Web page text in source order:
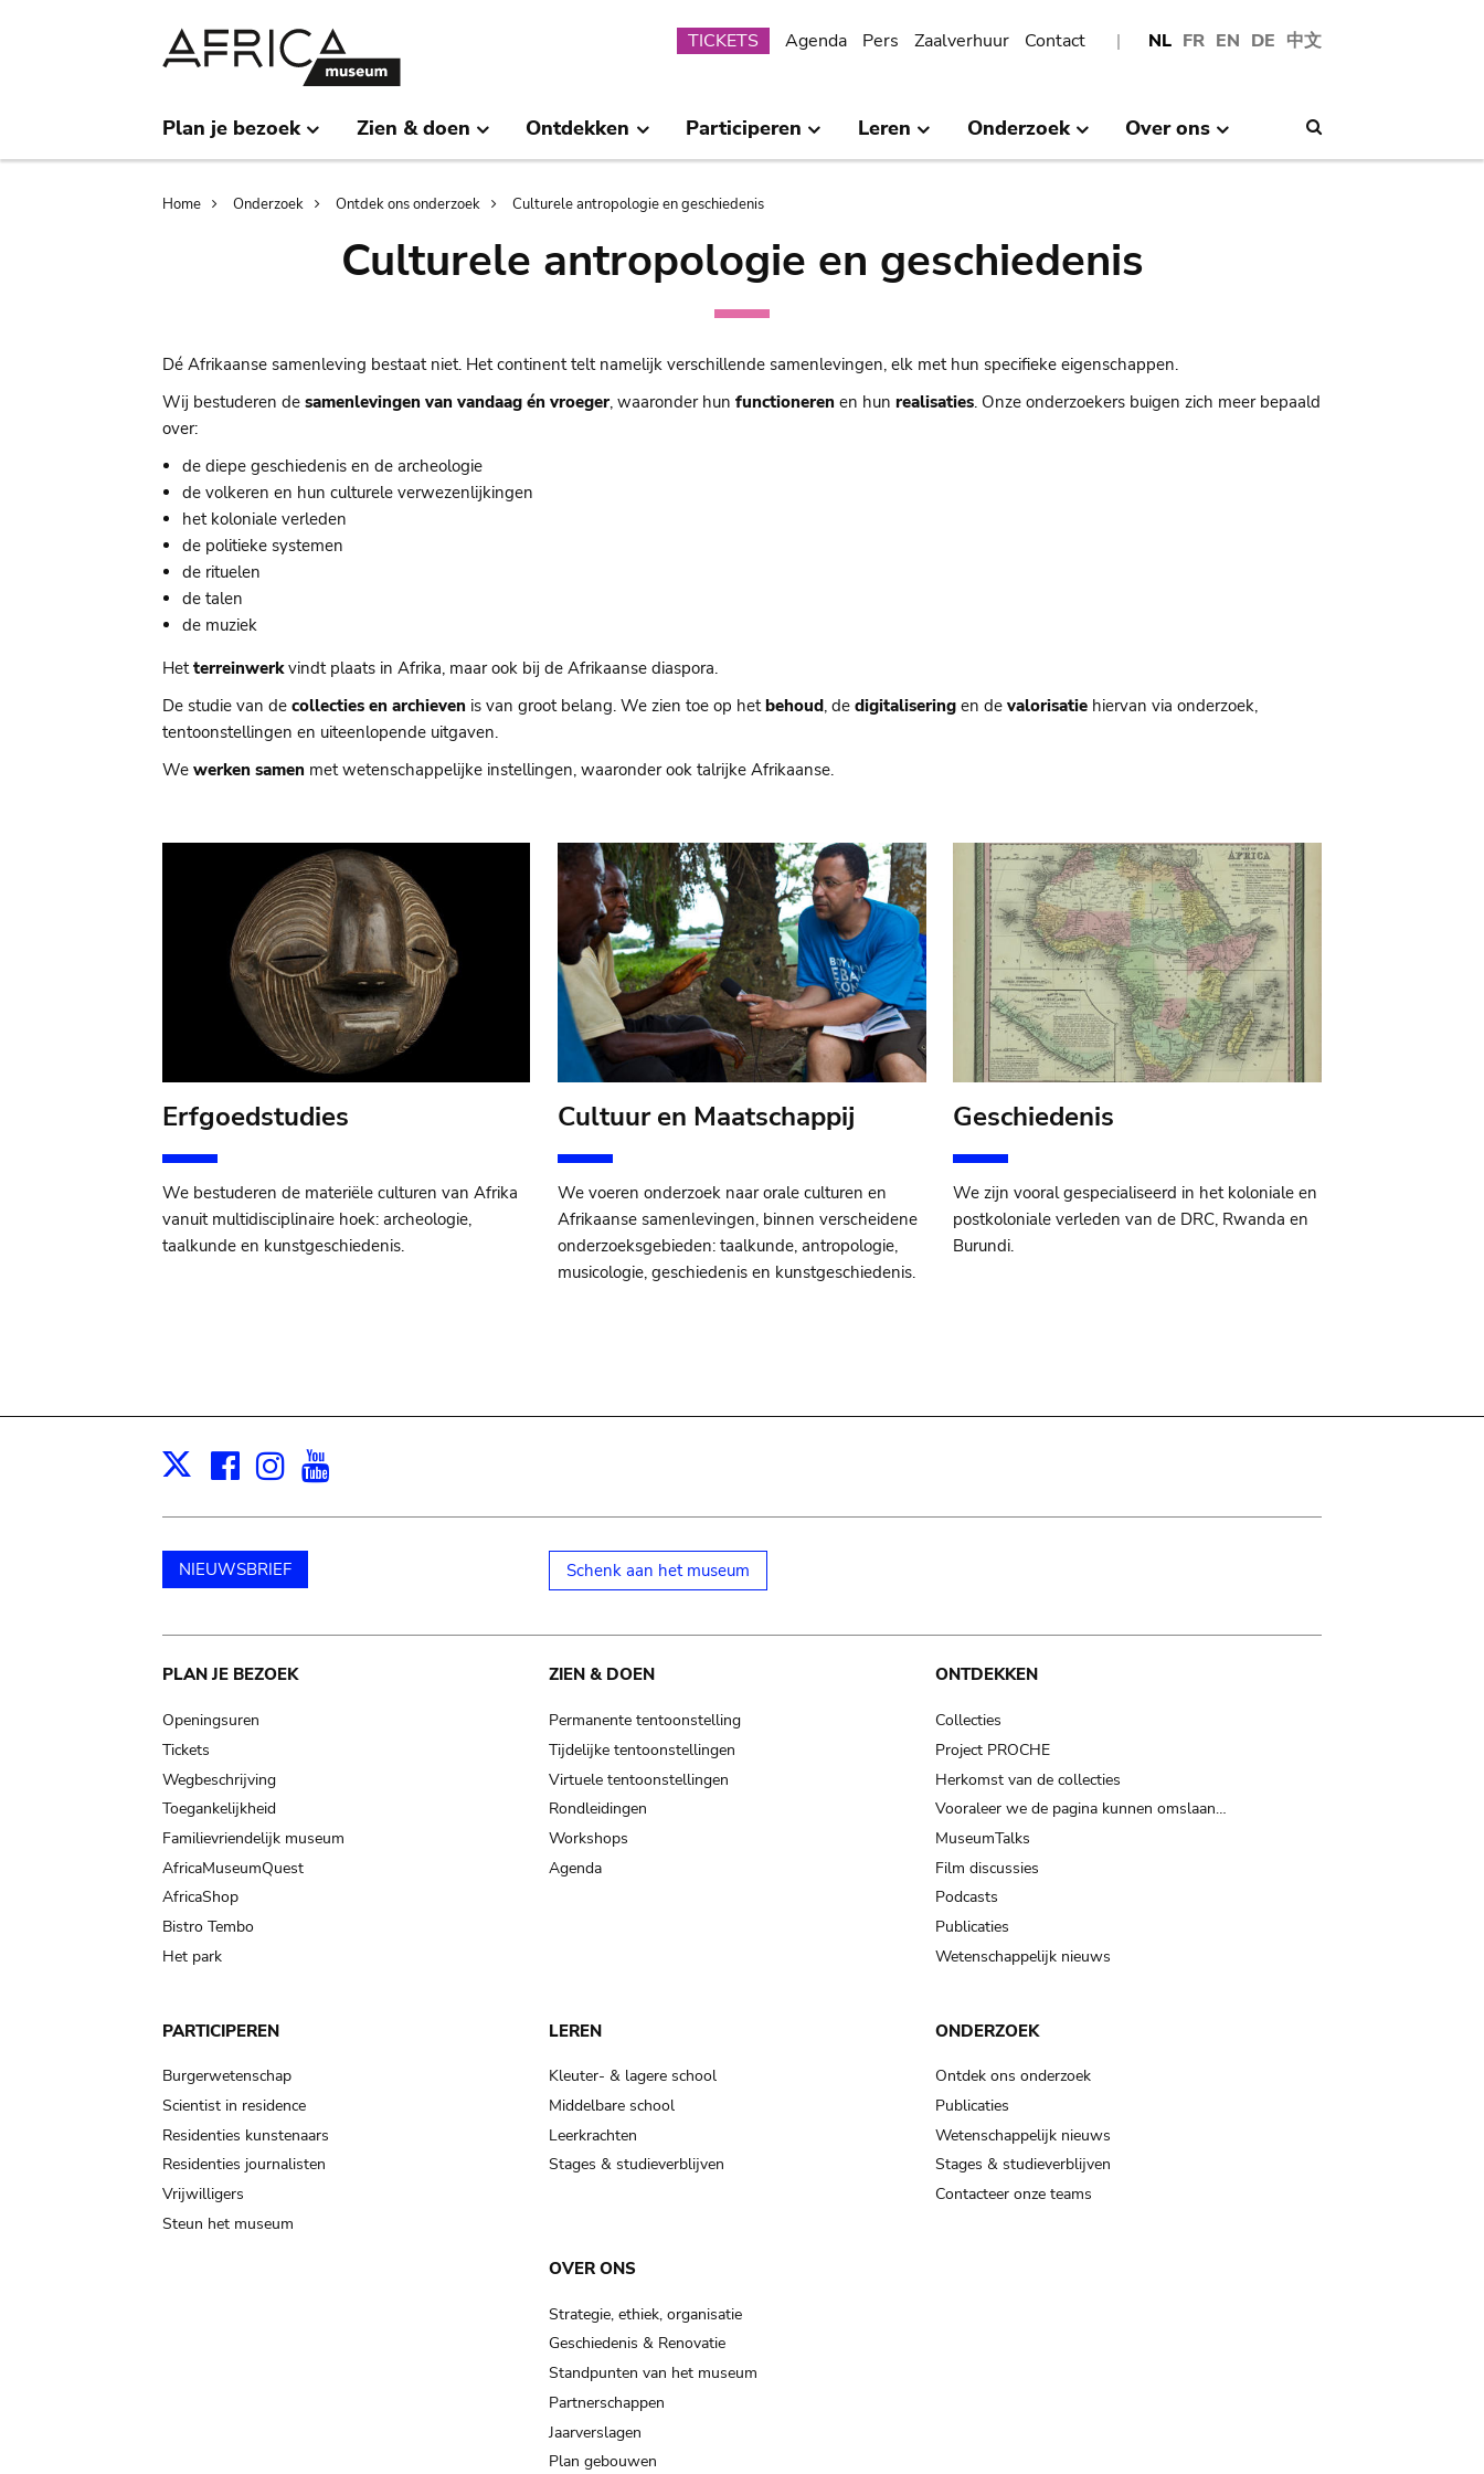
NL FR EN DE 中文
Submenu
TICKETS Agenda Pers Zaalverhuur Contact
Plan je bezoek Zien & doen Ontdekken Participeren Leren Onderzoek Over ons
Breadcrumb
Home Onderzoek Ontdek ons onderzoek Culturele antropologie en geschiedenis
Culturele antropologie en geschiedenis
Dé Afrikaanse samenleving bestaat niet. Het continent telt namelijk verschillende samenlevingen, elk met hun specifieke eigenschappen.
Wij bestuderen de samenlevingen van vandaag én vroeger, waaronder hun functioneren en hun realisaties. Onze onderzoekers buigen zich meer bepaald
over:
de diepe geschiedenis en de archeologie
de volkeren en hun culturele verwezenlijkingen
het koloniale verleden
de politieke systemen
de rituelen
de talen
de muziek
Hetterreinwerkvindt plaats in Afrika, maar ook bij de Afrikaanse diaspora.
De studie van de collecties en archieven is van groot belang. We zien toe op hetbehoud, de digitalisering en de valorisatie hiervan via onderzoek,
tentoonstellingen en uiteenlopende uitgaven.
We werken samen met wetenschappelijke instellingen, waaronder ook talrijke Afrikaanse.
Erfgoedstudies
We bestuderen de materiële culturen van Afrika
vanuit multidisciplinaire hoek: archeologie,
taalkunde en kunstgeschiedenis.
Cultuur en Maatschappij
We voeren onderzoek naar orale culturen en
Afrikaanse samenlevingen, binnen verscheidene
onderzoeksgebieden: taalkunde, antropologie,
musicologie, geschiedenis en kunstgeschiedenis.
Geschiedenis
We zijn vooral gespecialiseerd in het koloniale en
postkoloniale verleden van de DRC, Rwanda en
Burundi.
X Facebook
Instagram
NIEUWSBRIEF Schenk aan het museum
Main
navigation
PLAN JE BEZOEK
Openingsuren
Tickets
Wegbeschrijving
Toegankelijkheid
Familievriendelijk museum
AfricaMuseumQuest
AfricaShop
Bistro Tembo
Het park
ZIEN & DOEN
Permanente tentoonstelling
Tijdelijke tentoonstellingen
Virtuele tentoonstellingen
Rondleidingen
Workshops
Agenda
ONTDEKKEN
Collecties
Project PROCHE
Herkomst van de collecties
Vooraleer we de pagina kunnen omslaan…
MuseumTalks
Film discussies
Podcasts
Publicaties
Wetenschappelijk nieuws
PARTICIPEREN
Burgerwetenschap
Scientist in residence
Residenties kunstenaars
Residenties journalisten
Vrijwilligers
Steun het museum
LEREN
Kleuter- & lagere school
Middelbare school
Leerkrachten
Stages & studieverblijven
ONDERZOEK
Ontdek ons onderzoek
Publicaties
Wetenschappelijk nieuws
Stages & studieverblijven
Contacteer onze teams
OVER ONS
Strategie, ethiek, organisatie
Geschiedenis & Renovatie
Standpunten van het museum
Partnerschappen
Jaarverslagen
Plan gebouwen